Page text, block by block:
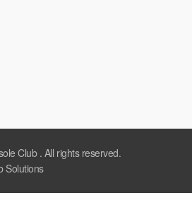
Club. All rights reserved.
Solutions